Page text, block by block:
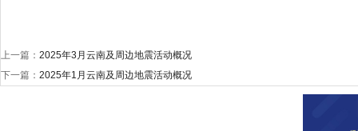
上一篇： 2025年3月云南及周边地震活动概况
下一篇： 2025年1月云南及周边地震活动概况